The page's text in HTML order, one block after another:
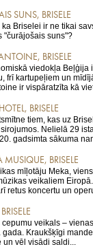
SUNS, BRISELE
ka Briselei ir ne tikai
"čurājošais suns"?
BRISELE
viedokļa Beļģija
frī kartupeļiem un
ir vispāratzīta kā
BRISELE
tiem, kas uz
Nelielā 29
gadsimta sākuma
MUSIQUE, BRISELE
mīļotāju Meka,
veikaliem
retus koncertu un
cepumu veikals –
gada. Kraukšķīgi
un vēl visādi saldi...